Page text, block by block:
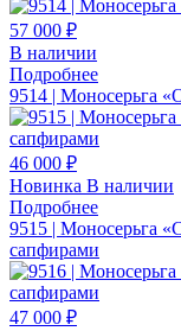
57 000 ₽
В наличии
Подробнее
9514 | Моносерьга
46 000 ₽
Новинка В наличии
Подробнее
9515 | Моносерьга
сапфирами
47 000 ₽